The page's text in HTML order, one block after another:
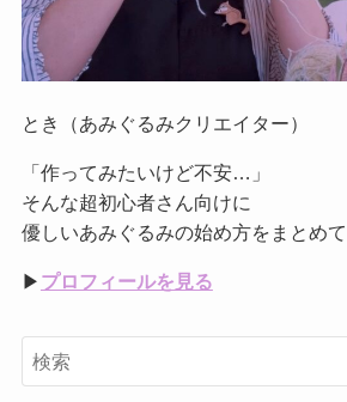
とき（あみぐるみクリエイター）
「作ってみたいけど不安…」
そんな超初心者さん向けに
優しいあみぐるみの始め方をまとめて
▶︎ プロフィールを見る